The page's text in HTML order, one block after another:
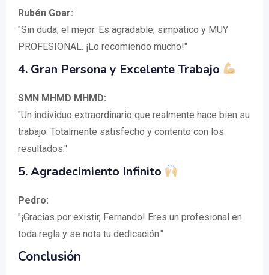
Rubén Goar:
"Sin duda, el mejor. Es agradable, simpático y MUY
PROFESIONAL. ¡Lo recomiendo mucho!"
4. Gran Persona y Excelente Trabajo
SMN MHMD MHMD:
"Un individuo extraordinario que realmente hace bien su
trabajo. Totalmente satisfecho y contento con los
resultados."
5. Agradecimiento Infinito
Pedro:
"¡Gracias por existir, Fernando! Eres un profesional en
toda regla y se nota tu dedicación."
Conclusión